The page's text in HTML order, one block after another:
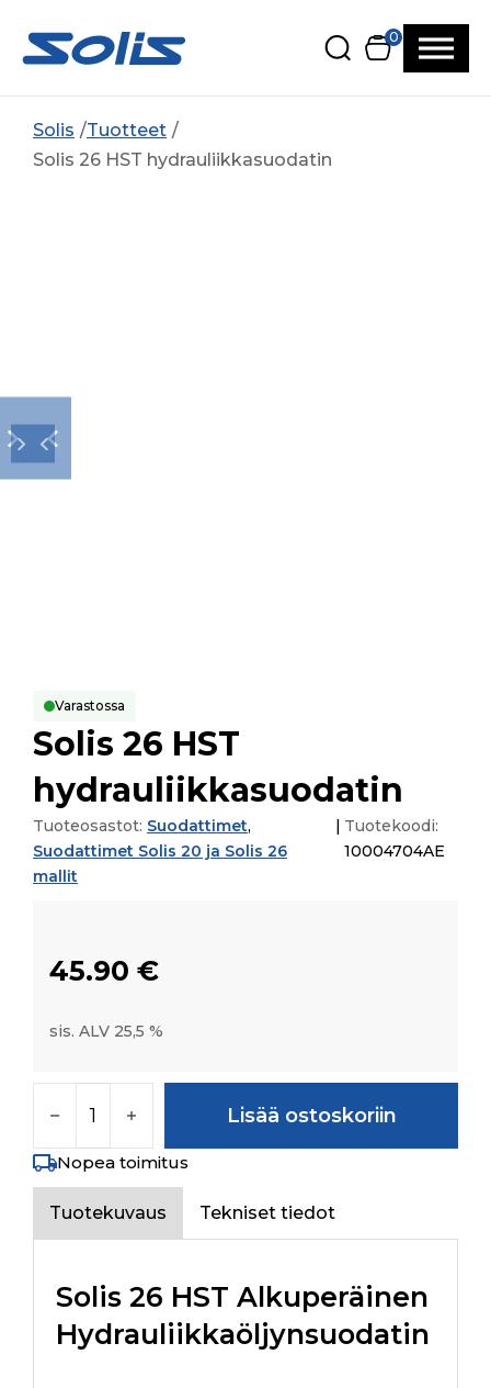
0
Solis
Tuotteet
Solis 26 HST hydrauliikkasuodatin
Varastossa
Solis 26 HST
hydrauliikkasuodatin
Tuoteosastot: Suodattimet,
Suodattimet Solis 20 ja Solis 26
mallit
| Tuotekoodi:
10004704AE
45.90 €
sis. ALV 25,5 %
Lisää ostoskoriin
Nopea toimitus
Tuotekuvaus Tekniset tiedot
Solis 26 HST Alkuperäinen
Hydrauliikkaöljynsuodatin